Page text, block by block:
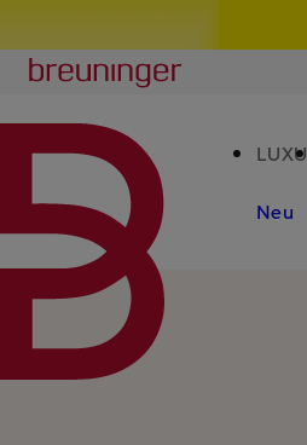
Breuninger
Neu